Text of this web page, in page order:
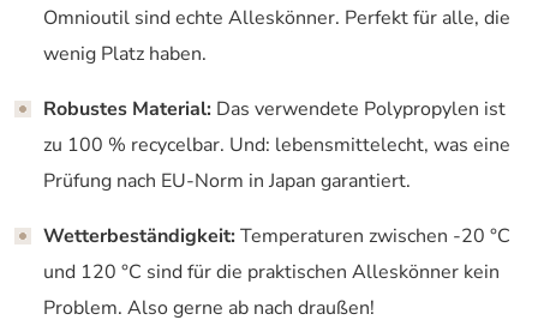
Omnioutil sind echte Alleskönner. Perfekt für alle, die
wenig Platz haben.
Robustes Material: Das verwendete Polypropylen ist
zu 100 % recycelbar. Und: lebensmittelecht, was eine
Prüfung nach EU-Norm in Japan garantiert.
Wetterbeständigkeit: Temperaturen zwischen -20 °C
und 120 °C sind für die praktischen Alleskönner kein
Problem. Also gerne ab nach draußen!